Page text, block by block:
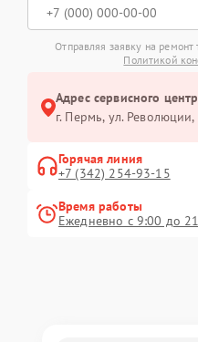
Отправляя заявку на
Политикой
Адрес сервисного
г. Пермь, ул.
Горячая линия
+7 (342) 254-93-15
Время работы
Ежедневно с 9:00 до